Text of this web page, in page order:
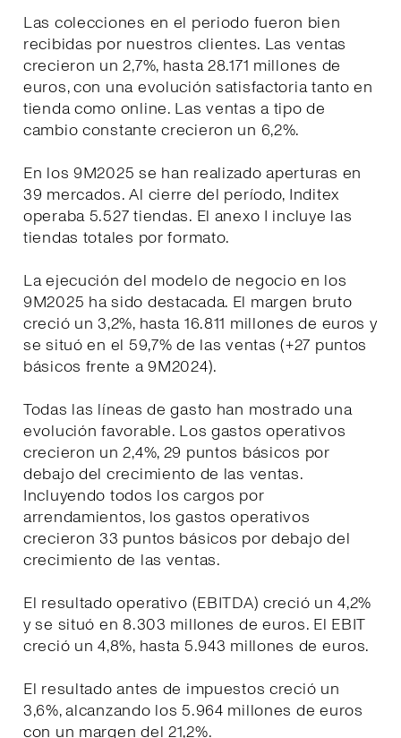
Las colecciones en el periodo fueron bien
recibidas por nuestros clientes. Las ventas
crecieron un 2,7%, hasta 28.171 millones de
euros, con una evolución satisfactoria tanto en
tienda como online. Las ventas a tipo de
cambio constante crecieron un 6,2%.
En los 9M2025 se han realizado aperturas en
39 mercados. Al cierre del período, Inditex
operaba 5.527 tiendas. El anexo I incluye las
tiendas totales por formato.
La ejecución del modelo de negocio en los
9M2025 ha sido destacada. El margen bruto
creció un 3,2%, hasta 16.811 millones de euros y
se situó en el 59,7% de las ventas (+27 puntos
básicos frente a 9M2024).
Todas las líneas de gasto han mostrado una
evolución favorable. Los gastos operativos
crecieron un 2,4%, 29 puntos básicos por
debajo del crecimiento de las ventas.
Incluyendo todos los cargos por
arrendamientos, los gastos operativos
crecieron 33 puntos básicos por debajo del
crecimiento de las ventas.
El resultado operativo (EBITDA) creció un 4,2%
y se situó en 8.303 millones de euros. El EBIT
creció un 4,8%, hasta 5.943 millones de euros.
El resultado antes de impuestos creció un
3,6%, alcanzando los 5.964 millones de euros
con un margen del 21,2%.